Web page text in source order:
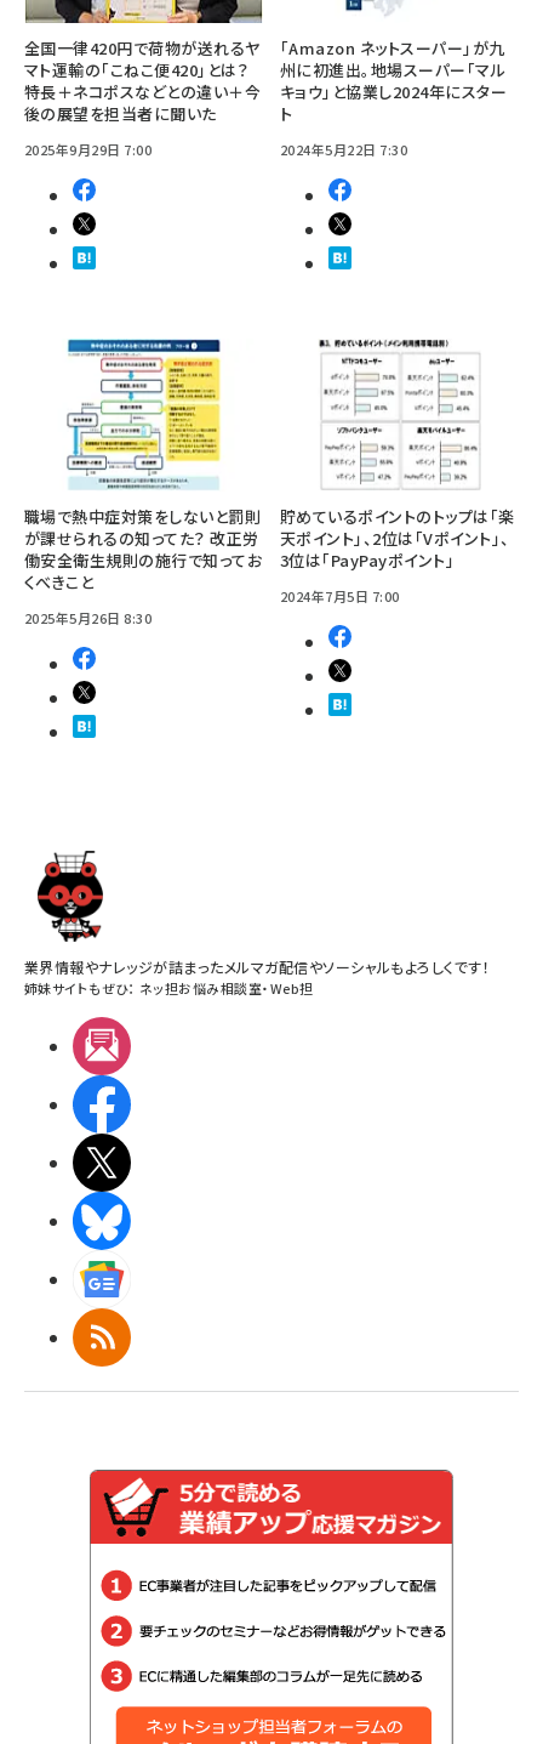
全国一律420円で荷物が送れるヤ
マト運輸の「こねこ便420」とは？
特長＋ネコポスなどとの違い＋今
後の展望を担当者に聞いた
2025年9月29日 7:00
「Amazon ネットスーパー」が九
州に初進出。地場スーパー「マル
キョウ」と協業し2024年にスター
ト
2024年5月22日 7:30
職場で熱中症対策をしないと罰則
が課せられるの知ってた？ 改正労
働安全衛生規則の施行で知ってお
くべきこと
2025年5月26日 8:30
貯めているポイントのトップは「楽
天ポイント」、2位は「Vポイント」、
3位は「PayPayポイント」
2024年7月5日 7:00
業界情報やナレッジが詰まったメルマガ配信やソーシャルもよろしくです！
姉妹サイトもぜひ： ネッ担お悩み相談室・Web担
RSS